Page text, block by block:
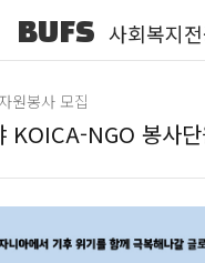
BUFS 사회복지
원봉사 모집
KOICA-NGO 봉사